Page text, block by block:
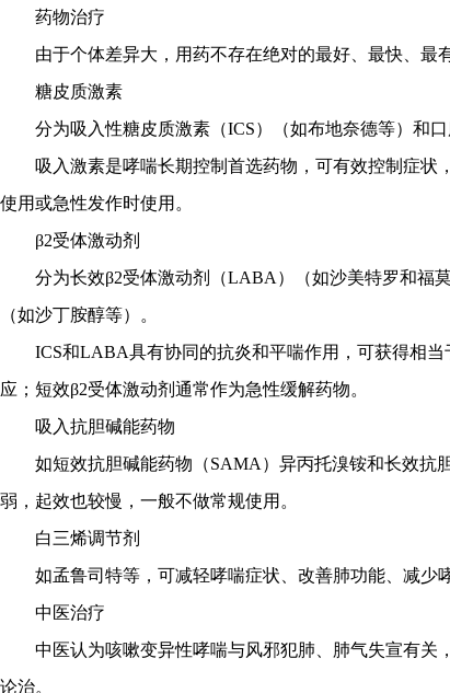
药物治疗
由于个体差异大，用药不存在绝对的最好、最快、最
糖皮质激素
分为吸入性糖皮质激素（ICS）（如布地奈德等）和
吸入激素是哮喘长期控制首选药物，可有效控制症
使用或急性发作时使用。
β2受体激动剂
分为长效β2受体激动剂（LABA）（如沙美特罗和福
（如沙丁胺醇等）。
ICS和LABA具有协同的抗炎和平喘作用，可获得相
应；短效β2受体激动剂通常作为急性缓解药物。
吸入抗胆碱能药物
如短效抗胆碱能药物（SAMA）异丙托溴铵和长效抗
弱，起效也较慢，一般不做常规使用。
白三烯调节剂
如孟鲁司特等，可减轻哮喘症状、改善肺功能、减少
中医治疗
中医认为咳嗽变异性哮喘与风邪犯肺、肺气失宣有
论治。